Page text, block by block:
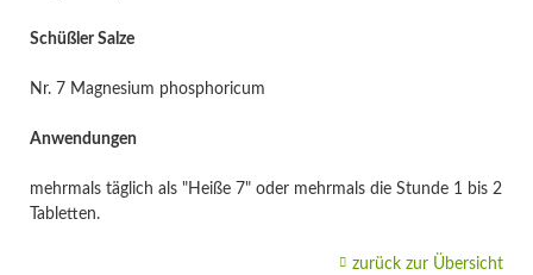
Schüßler Salze
Nr. 7 Magnesium phosphoricum
Anwendungen
mehrmals täglich als "Heiße 7" oder mehrmals die Stunde 1 bis 2
Tabletten.
zurück zur Übersicht